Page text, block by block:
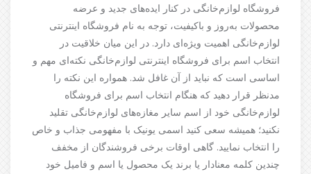
فروشگاه لوازم‌خانگی در کنار ایده‌های جدید و عرضه
محصولات به‌روز و باکیفیت، توجه به نام فروشگاه اینترنتی
لوازم‌خانگی اهمیت ویژه‌ای دارد. در این میان خلاقیت در
انتخاب اسم برای فروشگاه اینترنتی لوازم‌خانگی نکته‌ای مهم و
اساسی است که نباید از آن غافل شد. همواره این نکته را
مدنظر قرار دهید که هنگام انتخاب اسم برای فروشگاه
لوازم‌خانگی خود از اسم سایر مغازه‌های لوازم‌خانگی تقلید
نکنید؛ همیشه سعی کنید اسمی یونیک با مفهومی جذاب و خاص
را انتخاب نمایید. گاهی اوقات برخی فروشندگان از مخفف
چندین کلمه معنادار یا برند یک محصول یا اسم و فامیل خود